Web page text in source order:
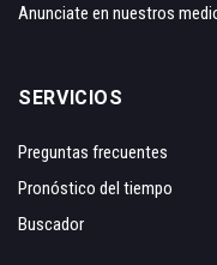
Anunciate en nuestros
SERVICIOS
Preguntas frecuentes
Pronóstico del tiempo
Buscador